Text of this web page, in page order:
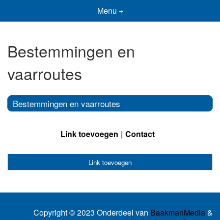
Menu +
Bestemmingen en
vaarroutes
Bestemmingen en vaarroutes
Link toevoegen Contact
Link toevoegen
Copyright © 2023 Onderdeel van BaakmanMedia&